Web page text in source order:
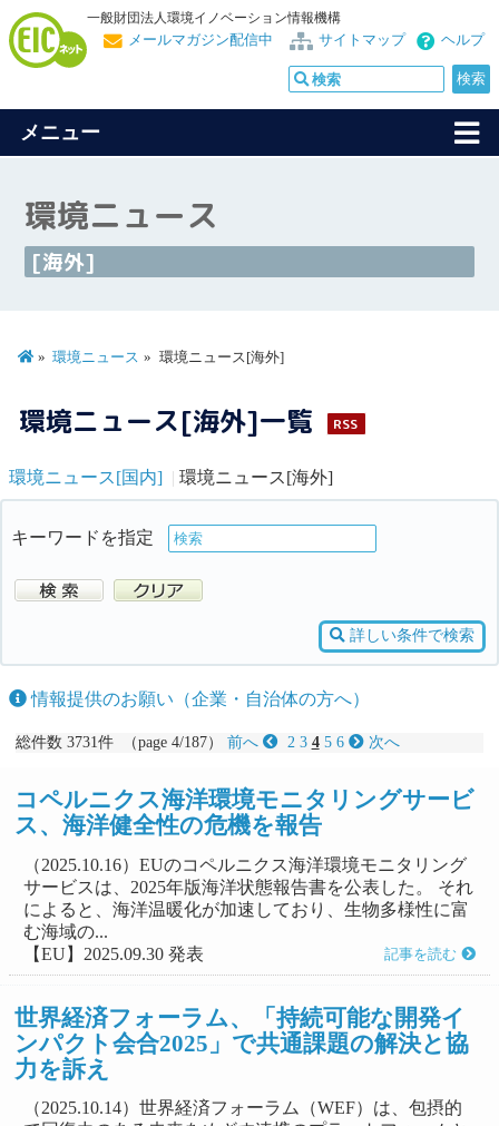
一般財団法人環境イノベーション情報機構
ヘルプ
サイトマップ
メールマガジン配信中
メニュー
環境ニュース
[海外]
環境ニュース 環境ニュース[海外]
環境ニュース[海外]一覧 RSS
環境ニュース[国内] 環境ニュース[海外]
キーワードを指定
詳しい条件で検索
情報提供のお願い（企業・自治体の方へ）
総件数 3731件 （page 4/187） 前へ 2 3 4 5 6 次へ
コペルニクス海洋環境モニタリングサービ
ス、海洋健全性の危機を報告
（2025.10.16）EUのコペルニクス海洋環境モニタリング
サービスは、2025年版海洋状態報告書を公表した。 それ
によると、海洋温暖化が加速しており、生物多様性に富
む海域の...
【EU】2025.09.30 発表
記事を読む
世界経済フォーラム、「持続可能な開発イ
ンパクト会合2025」で共通課題の解決と協
力を訴え
（2025.10.14）世界経済フォーラム（WEF）は、包摂的